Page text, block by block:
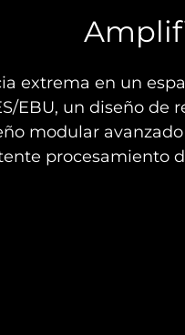
extrema en un
EBU, un diseño
modular
procesamiento